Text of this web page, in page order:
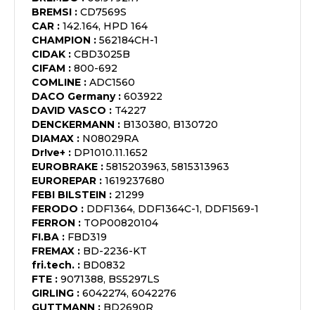
BREMSI : CD7569S
CAR : 142.164, HPD 164
CHAMPION : 562184CH-1
CIDAK : CBD3025B
CIFAM : 800-692
COMLINE : ADC1560
DACO Germany: 603922
DAVID VASCO : T4227
DENCKERMANN : B130380, B130720
DIAMAX : N08029RA
Dr!ve+ : DP1010.11.1652
EUROBRAKE : 5815203963, 5815313963
EUROREPAR : 1619237680
FEBI BILSTEIN : 21299
FERODO : DDF1364, DDF1364C-1, DDF1569-1
FERRON : TOP00820104
FI.BA : FBD319
FREMAX : BD-2236-KT
fri.tech. : BD0832
FTE : 9071388, BS5297LS
GIRLING : 6042274, 6042276
GUTTMANN : BD2690R